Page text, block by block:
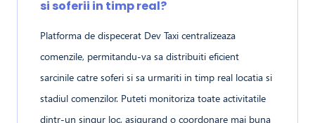
si soferii in timp real?
Platforma de dispecerat Dev Taxi centralizeaza
comenzile, permitandu-va sa distribuiti eficient
sarcinile catre soferi si sa urmariti in timp real locatia si
stadiul comenzilor. Puteti monitoriza toate activitatile
dintr-un singur loc, asigurand o coordonare mai buna